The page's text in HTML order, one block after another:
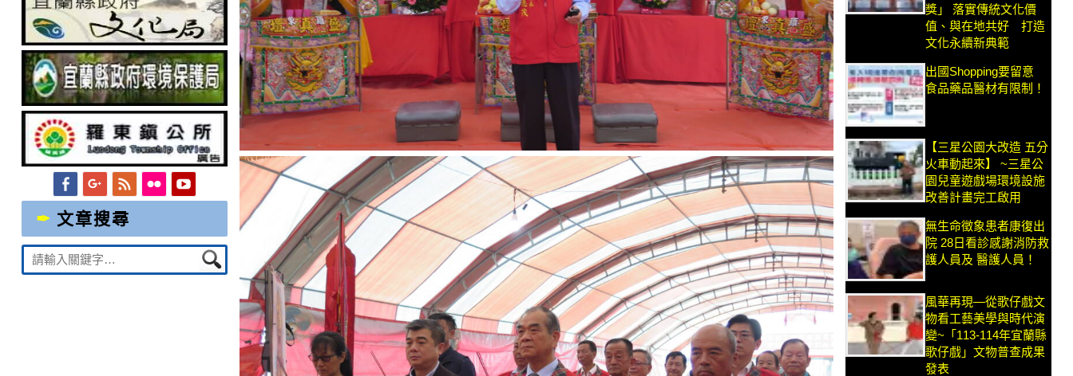
獎」 落實傳統文化價
值、與在地共好 打造
文化永續新典範
出國Shopping要留意
食品藥品醫材有限制！
【三星公園大改造 五分
火車動起來】 ~三星公
園兒童遊戲場環境設施
改善計畫完工啟用
無生命徵象患者康復出
院 28日看診感謝消防救
護人員及 醫護人員！
風華再現—從歌仔戲文
物看工藝美學與時代演
變~「113-114年宜蘭縣
歌仔戲」文物普查成果
發表
FacebookGoogleplus
FeedFlickrYouTube
文章搜尋
Suche
nach: